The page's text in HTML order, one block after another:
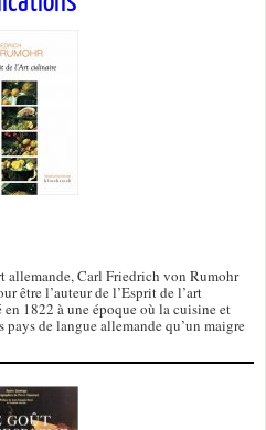
allemande, Carl Friedrich von Rumohr
être l’auteur de l’Esprit de l’art
1822 à une époque où la cuisine et
de langue allemande qu’un maigre